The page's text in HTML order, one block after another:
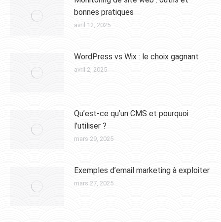
bonnes pratiques
avril 12, 2025
WordPress vs Wix : le choix gagnant
avril 2, 2025
Qu’est-ce qu’un CMS et pourquoi
l’utiliser ?
mars 29, 2025
Exemples d’email marketing à exploiter
mars 27, 2025